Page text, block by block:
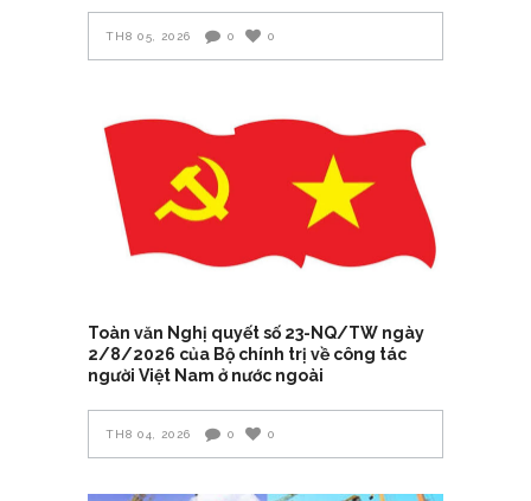
TH8 05, 2026 0 0
Toàn văn Nghị quyết số 23-NQ/TW ngày
2/8/2026 của Bộ chính trị về công tác
người Việt Nam ở nước ngoài
TH8 04, 2026 0 0